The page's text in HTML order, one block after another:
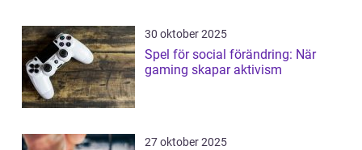
30 oktober 2025
Spel för social förändring: När
gaming skapar aktivism
27 oktober 2025